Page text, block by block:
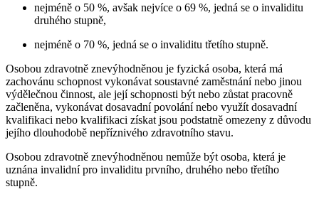
nejméně o 50 %, avšak nejvíce o 69 %, jedná se o invaliditu
druhého stupně,
nejméně o 70 %, jedná se o invaliditu třetího stupně.
Osobou zdravotně znevýhodněnou je fyzická osoba, která má
zachovánu schopnost vykonávat soustavné zaměstnání nebo jinou
výdělečnou činnost, ale její schopnosti být nebo zůstat pracovně
začleněna, vykonávat dosavadní povolání nebo využít dosavadní
kvalifikaci nebo kvalifikaci získat jsou podstatně omezeny z důvodu
jejího dlouhodobě nepříznivého zdravotního stavu.
Osobou zdravotně znevýhodněnou nemůže být osoba, která je
uznána invalidní pro invaliditu prvního, druhého nebo třetího
stupně.